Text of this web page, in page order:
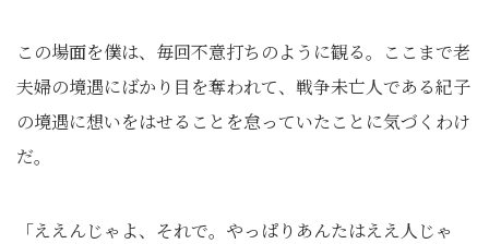
この場面を僕は、毎回不意打ちのように観る。ここまで老
夫婦の境遇にばかり目を奪われて、戦争未亡人である紀子
の境遇に想いをはせることを怠っていたことに気づくわけ
だ。
「ええんじゃよ、それで。やっぱりあんたはええ人じゃ